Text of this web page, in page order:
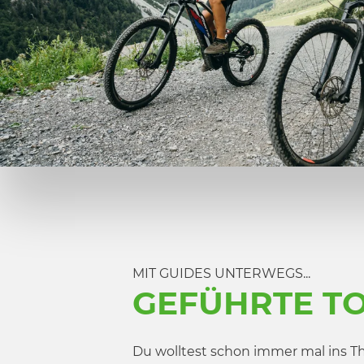
MIT GUIDES UNTERWEGS...
GEFÜHRTE
Du wolltest schon immer mal ins